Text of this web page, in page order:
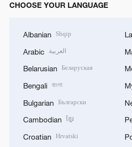
CHOOSE YOUR LANGUAGE
Albanian Shqip
Arabic العربية
Belarusian Беларуская
Bengali বাংলা
Bulgarian Български
Cambodian ខ្មែរ
Croatian Hrvatski